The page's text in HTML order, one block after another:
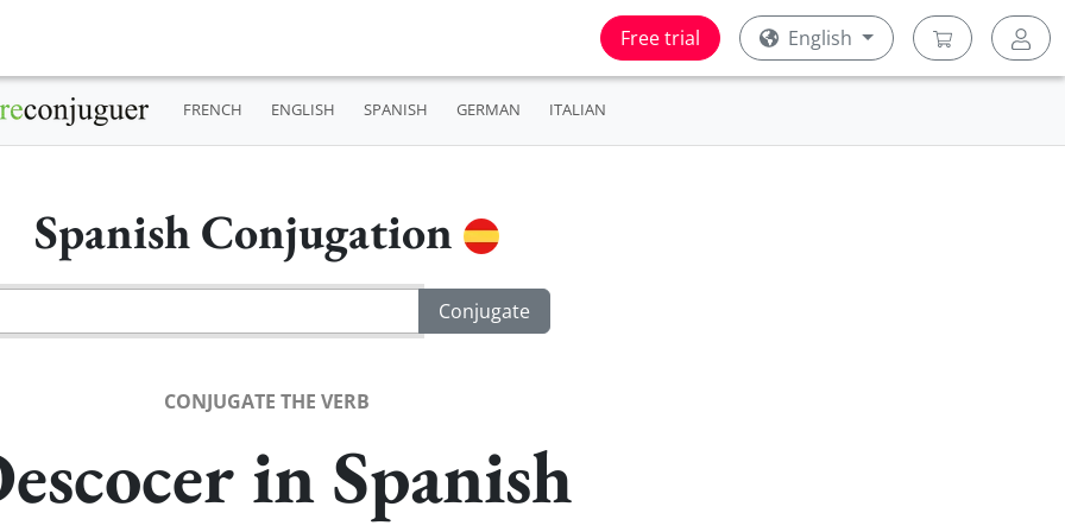
Free trial English
FRENCH ENGLISH SPANISH GERMAN ITALIAN
Spanish Conjugation
CONJUGATE THE VERB
in Spanish